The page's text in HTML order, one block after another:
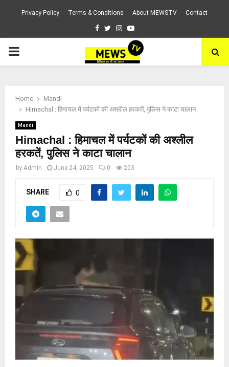
Privacy Policy Terms & Conditions About MEWSTV Contact
Facebook
TwitterInstagram
Youtube
PRIMARY
Home
Mandi
Himachal : हिमाचल में पर्यटकों की अश्लील हरकतें, पुलिस ने काटा चालान
Mandi
Himachal : हिमाचल में पर्यटकों की अश्लील
हरकतें, पुलिस ने काटा चालान
by Admin June 24, 2025 0 203
SHARE 0